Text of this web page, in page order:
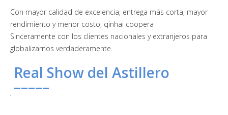
Con mayor calidad de excelencia, entrega más corta, mayor
rendimiento y menor costo, qinhai coopera
Sinceramente con los clientes nacionales y extranjeros para
globalizarnos verdaderamente.
Real Show del Astillero
–––––